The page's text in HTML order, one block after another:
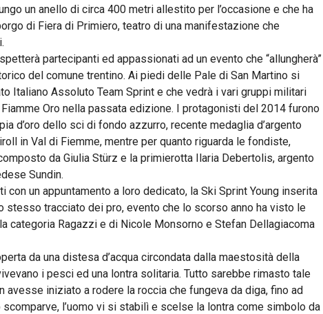
un anello di circa 400 metri allestito per l’occasione e che ha
di Fiera di Primiero, teatro di una manifestazione che
partecipanti ed appassionati ad un evento che “allungherà”
del comune trentino. Ai piedi delle Pale di San Martino si
Italiano Assoluto Team Sprint e che vedrà i vari gruppi militari
Oro nella passata edizione. I protagonisti del 2014 furono
d’oro dello sci di fondo azzurro, recente medaglia d’argento
in Val di Fiemme, mentre per quanto riguarda le fondiste,
da Giulia Stürz e la primierotta Ilaria Debertolis, argento
Sundin.
con un appuntamento a loro dedicato, la Ski Sprint Young inserita
stesso tracciato dei pro, evento che lo scorso anno ha visto le
categoria Ragazzi e di Nicole Monsorno e Stefan Dellagiacoma
da una distesa d’acqua circondata dalla maestosità della
i pesci ed una lontra solitaria. Tutto sarebbe rimasto tale
avesse iniziato a rodere la roccia che fungeva da diga, fino ad
scomparve, l’uomo vi si stabilì e scelse la lontra come simbolo da